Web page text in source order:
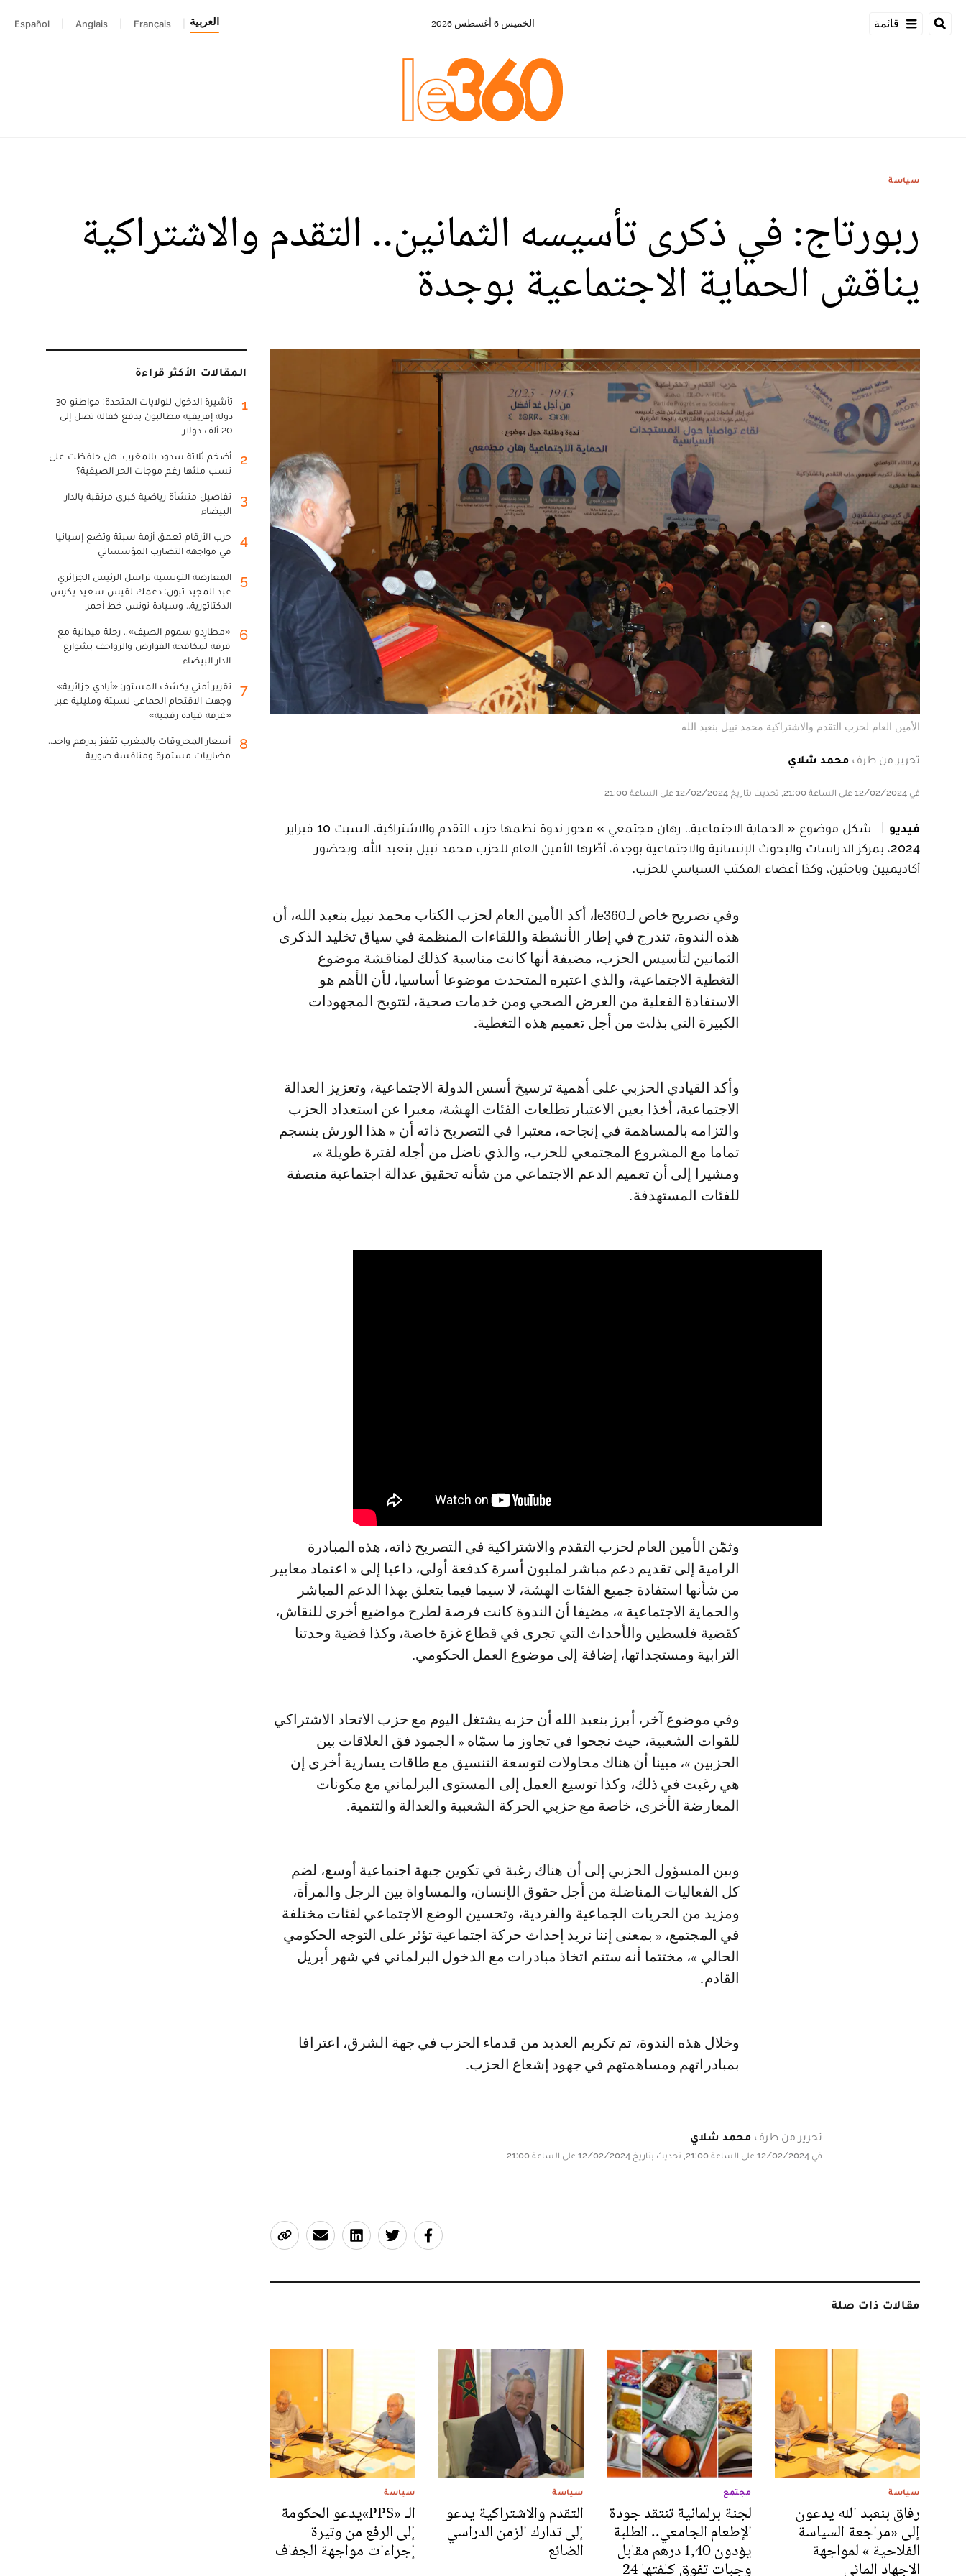
قائمة الخميس 6 أغسطس 2026 العربية Français
Anglais
Español
سياسة
ربورتاج: في ذكرى تأسيسه الثمانين.. التقدم والاشتراكية
يناقش الحماية الاجتماعية بوجدة
الأمين العام لحزب التقدم والاشتراكية محمد نبيل بنعبد الله
تحرير من طرف محمد شلاي
في 12/02/2024 على الساعة 21:00, تحديث بتاريخ 12/02/2024 على الساعة 21:00
فيديو
شكل موضوع « الحماية الاجتماعية.. رهان مجتمعي » محور ندوة نظمها حزب التقدم والاشتراكية، السبت 10 فبراير
2024، بمركز الدراسات والبحوث الإنسانية والاجتماعية بوجدة، أطّٓرها الأمين العام للحزب محمد نبيل بنعبد الله، وبحضور
أكاديميين وباحثين، وكذا أعضاء المكتب السياسي للحزب.
وفي تصريح خاص لـle360، أكد الأمين العام لحزب الكتاب محمد نبيل بنعبد الله، أن
هذه الندوة، تندرج في إطار الأنشطة واللقاءات المنظمة في سياق تخليد الذكرى
الثمانين لتأسيس الحزب، مضيفة أنها كانت مناسبة كذلك لمناقشة موضوع
التغطية الاجتماعية، والذي اعتبره المتحدث موضوعا أساسيا، لأن الأهم هو
الاستفادة الفعلية من العرض الصحي ومن خدمات صحية، لتتويج المجهودات
الكبيرة التي بذلت من أجل تعميم هذه التغطية.
وأكد القيادي الحزبي على أهمية ترسيخ أسس الدولة الاجتماعية، وتعزيز العدالة
الاجتماعية، أخذا بعين الاعتبار تطلعات الفئات الهشة، معبرا عن استعداد الحزب
والتزامه بالمساهمة في إنجاحه، معتبرا في التصريح ذاته أن « هذا الورش ينسجم
تماما مع المشروع المجتمعي للحزب، والذي ناضل من أجله لفترة طويلة »،
ومشيرا إلى أن تعميم الدعم الاجتماعي من شأنه تحقيق عدالة اجتماعية منصفة
للفئات المستهدفة.
وثمّٓن الأمين العام لحزب التقدم والاشتراكية في التصريح ذاته، هذه المبادرة
الرامية إلى تقديم دعم مباشر لمليون أسرة كدفعة أولى، داعيا إلى « اعتماد معايير
من شأنها استفادة جميع الفئات الهشة، لا سيما فيما يتعلق بهذا الدعم المباشر
والحماية الاجتماعية »، مضيفا أن الندوة كانت فرصة لطرح مواضيع أخرى للنقاش،
كقضية فلسطين والأحداث التي تجرى في قطاع غزة خاصة، وكذا قضية وحدتنا
الترابية ومستجداتها، إضافة إلى موضوع العمل الحكومي.
وفي موضوع آخر، أبرز بنعبد الله أن حزبه يشتغل اليوم مع حزب الاتحاد الاشتراكي
للقوات الشعبية، حيث نجحوا في تجاوز ما سمّٓاه « الجمود فق العلاقات بين
الحزبين »، مبينا أن هناك محاولات لتوسعة التنسيق مع طاقات يسارية أخرى إن
هي رغبت في ذلك، وكذا توسيع العمل إلى المستوى البرلماني مع مكونات
المعارضة الأخرى، خاصة مع حزبي الحركة الشعبية والعدالة والتنمية.
وبين المسؤول الحزبي إلى أن هناك رغبة في تكوين جبهة اجتماعية أوسع، لضم
كل الفعاليات المناضلة من أجل حقوق الإنسان، والمساواة بين الرجل والمرأة،
ومزيد من الحريات الجماعية والفردية، وتحسين الوضع الاجتماعي لفئات مختلفة
في المجتمع، « بمعنى إننا نريد إحداث حركة اجتماعية تؤثر على التوجه الحكومي
الحالي »، مختتما أنه ستتم اتخاذ مبادرات مع الدخول البرلماني في شهر أبريل
القادم.
وخلال هذه الندوة، تم تكريم العديد من قدماء الحزب في جهة الشرق، اعترافا
بمبادراتهم ومساهمتهم في جهود إشعاع الحزب.
تحرير من طرف محمد شلاي
في 12/02/2024 على الساعة 21:00, تحديث بتاريخ 12/02/2024 على الساعة 21:00
مقالات ذات صلة
سياسة
رفاق بنعبد الله يدعون
إلى «مراجعة السياسة
الفلاحية » لمواجهة
الاجهاد المائي
مجتمع
لجنة برلمانية تنتقد جودة
الإطعام الجامعي.. الطلبة
يؤدون 1,40 درهم مقابل
وجبات تفوق كلفتها 24
سياسة
التقدم والاشتراكية يدعو
إلى تدارك الزمن الدراسي
الضائع
سياسة
الـ «PPS»يدعو الحكومة
إلى الرفع من وتيرة
إجراءات مواجهة الجفاف
المقالات الأكثر قراءة
1
تأشيرة الدخول للولايات المتحدة: مواطنو 30
دولة إفريقية مطالبون بدفع كفالة تصل إلى
20 ألف دولار
2
أضخم ثلاثة سدود بالمغرب: هل حافظت على
نسب ملئها رغم موجات الحر الصيفية؟
3
تفاصيل منشأة رياضية كبرى مرتقبة بالدار
البيضاء
4
حرب الأرقام تعمق أزمة سبتة وتضع إسبانيا
في مواجهة التضارب المؤسساتي
5
المعارضة التونسية تراسل الرئيس الجزائري
عبد المجيد تبون: دعمك لقيس سعيد يكرس
الدكتاتورية.. وسيادة تونس خط أحمر
6
«مطارِدو سموم الصيف».. رحلة ميدانية مع
فرقة لمكافحة القوارض والزواحف بشوارع
الدار البيضاء
7
تقرير أمني يكشف المستور: «أيادي جزائرية»
وجهت الاقتحام الجماعي لسبتة ومليلية عبر
«غرفة قيادة رقمية»
8
أسعار المحروقات بالمغرب تقفز بدرهم واحد..
مضاربات مستمرة ومنافسة صورية